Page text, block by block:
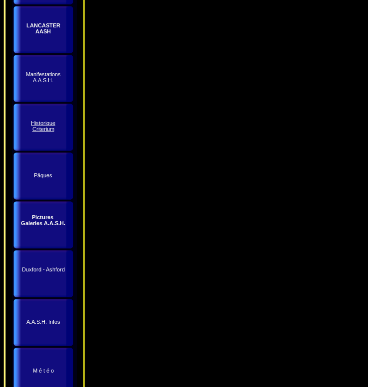
LANCASTER
AASH
Manifestations
A.A.S.H.
Historique
Criterium
Pâques
Pictures
Galeries A.A.S.H.
Duxford - Ashford
A.A.S.H. Infos
M é t é o